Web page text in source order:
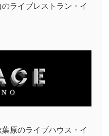
ライブレストラン・イ
原のライブハウス・イ